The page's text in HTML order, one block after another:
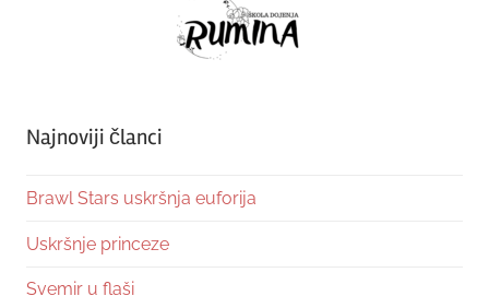
Najnoviji članci
Brawl Stars uskršnja euforija
Uskršnje princeze
Svemir u flaši